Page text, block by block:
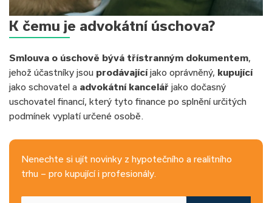
K čemu je advokátní úschova?
Smlouva o úschově bývá třístranným dokumentem,
jehož účastníky jsou prodávajícíjako oprávněný, kupující
jako schovatel a advokátní kancelář jako dočasný
uschovatel financí, který tyto finance po splnění určitých
podmínek vyplatí určené osobě.
Nenechte si ujít novinky z hypotečního a realitního
trhu – pro kupující i profesionály.